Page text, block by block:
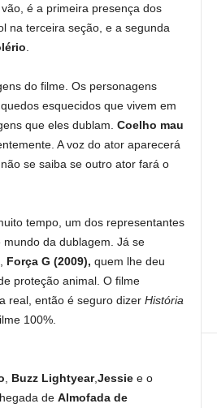
é a primeira presença dos
na terceira seção, e a segunda
do filme. Os personagens
esquecidos que vivem em
que eles dublam. Coelho mau
A voz do ator aparecerá
se saiba se outro ator fará o
tempo, um dos representantes
da dublagem. Já se
Força G (2009), quem lhe deu
proteção animal. O filme
real, então é seguro dizer História
100%.
Buzz Lightyear,Jessie e o
de Almofada de